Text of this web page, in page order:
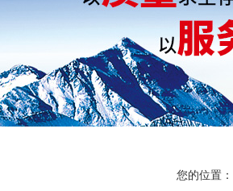
您的位置：